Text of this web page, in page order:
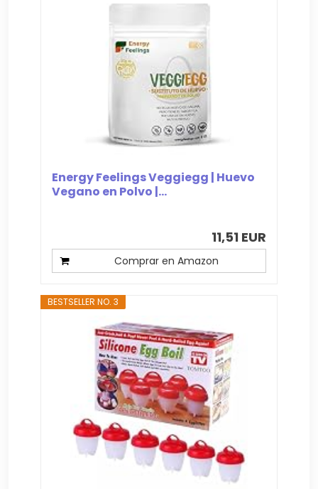
Energy Feelings Veggiegg | Huevo
Vegano en Polvo |...
11,51 EUR
Comprar en Amazon
BESTSELLER NO. 3